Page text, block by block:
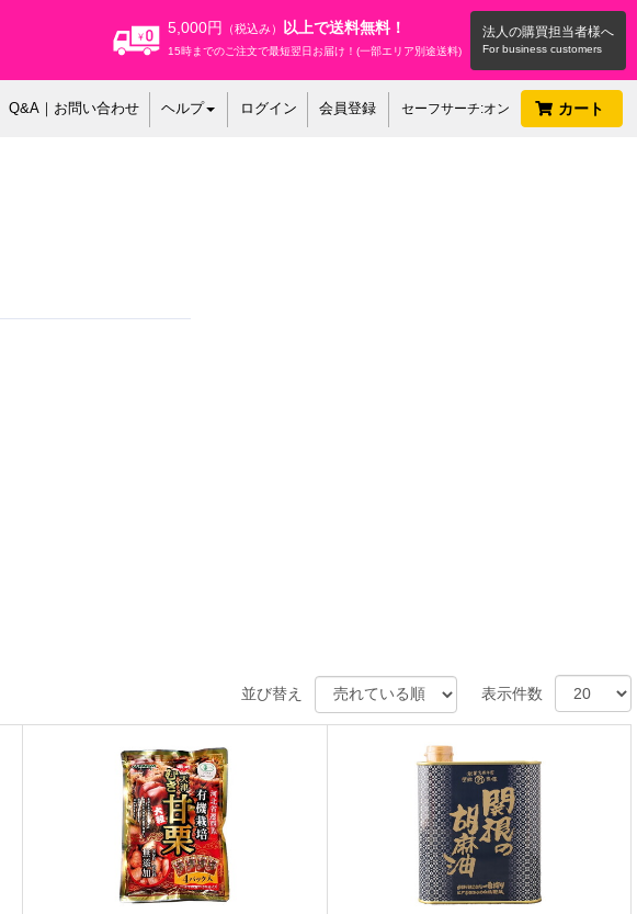
法人の購買担当者様へ
5,000円 （税込み） 以上で送料無料！
15時までのご注文で最短翌日お届け！(一部エリア別途送料)
Q&A｜お問い合わせ ヘルプ ログイン 会員登録 セーフサーチ:オン カート
並び替え 表示件数